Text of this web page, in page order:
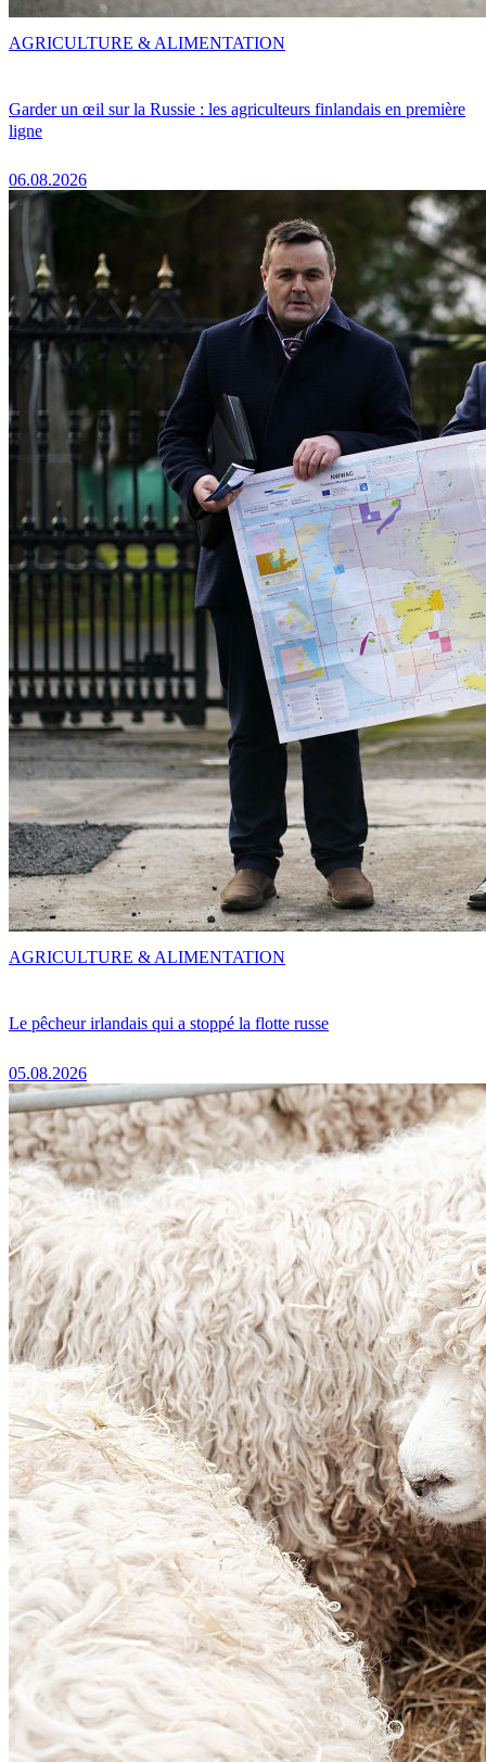
Garder un œil sur la Russie : les agriculteurs finlandais en première
ligne
06.08.2026
AGRICULTURE & ALIMENTATION
Le pêcheur irlandais qui a stoppé la flotte russe
05.08.2026
AGRICULTURE & ALIMENTATION